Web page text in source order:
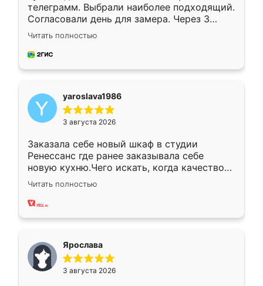
телеграмм. Выбрали наиболее подходящий.
Согласовали день для замера. Через 3
недели кухня была уже готова. Остались
довольны работой. Спасибо Ренессанс
мебель за качественную работу!
Читать полностью
yaroslava1986
3 августа 2026
Заказала себе новый шкаф в студии
Ренессанс где ранее заказывала себе
новую кухню.Чего искать, когда качеством
вполне довольна. Служит кухня уже почти
два года, нареканий нет.
Читать полностью
Ярослава
3 августа 2026